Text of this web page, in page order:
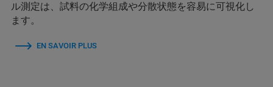
ル測定は、試料の化学組成や分散状態を容易に可視化し
ます。
EN SAVOIR PLUS